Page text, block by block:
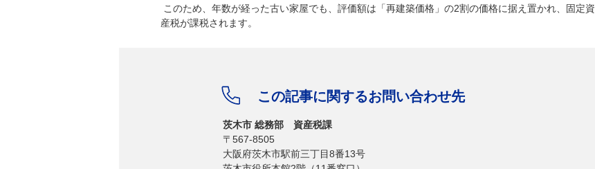
このため、年数が経った古い家屋でも、評価額は「再建築価格」の2割の価格に据え置かれ、固定資
産税が課税されます。
この記事に関するお問い合わせ先
茨木市 総務部 資産税課
〒567-8505
大阪府茨木市駅前三丁目8番13号